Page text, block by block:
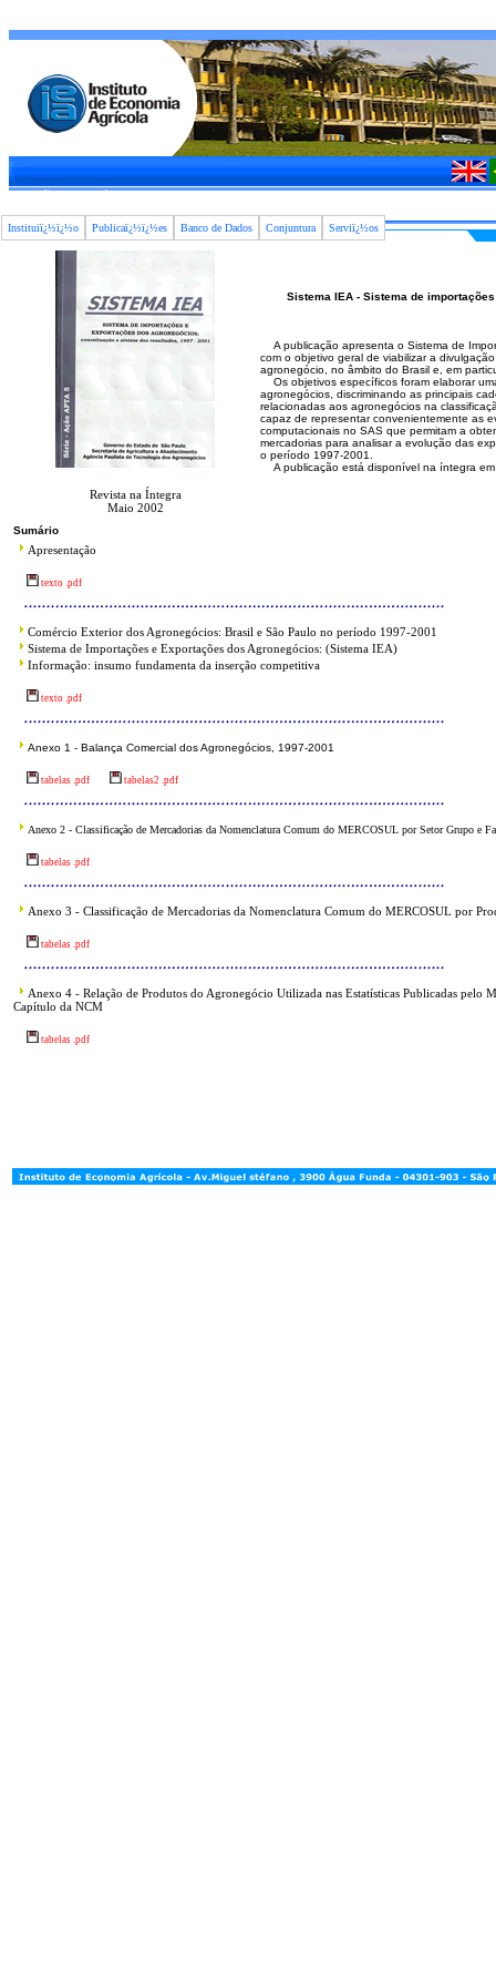
Instituiï¿½ï¿½o Publicaï¿½ï¿½es Banco de Dados Conjuntura Serviï¿½os
São Paulo,Sábado, 08 de Agosto de 2026 7:06:27 AM
Revista na Íntegra
Maio 2002
Sistema IEA - Sistema de
A publicação apresenta o Sistema de
com o objetivo geral de viabilizar a
agronegócio, no âmbito do Brasil e, em
Os objetivos específicos foram elaborar
agronegócios, discriminando as principais
relacionadas aos agronegócios na
capaz de representar convenientemente as
computacionais no SAS que permitam a
mercadorias para analisar a evolução das
o período 1997-2001.
A publicação está disponível na íntegra
Sumário
Apresentação
texto .pdf
Comércio Exterior dos Agronegócios: Brasil e São Paulo no período 1997-2001
Sistema de Importações e Exportações dos Agronegócios: (Sistema IEA)
Informação: insumo fundamenta da inserção competitiva
texto .pdf
Anexo 1 - Balança Comercial dos Agronegócios, 1997-2001
tabelas .pdf tabelas2 .pdf
Anexo 2 - Classificação de Mercadorias da Nomenclatura Comum do MERCOSUL por Setor Grupo e
tabelas .pdf
Anexo 3 - Classificação de Mercadorias da Nomenclatura Comum do MERCOSUL por
tabelas .pdf
Anexo 4 - Relação de Produtos do Agronegócio Utilizada nas Estatísticas Publicadas
Capítulo da NCM
tabelas .pdf